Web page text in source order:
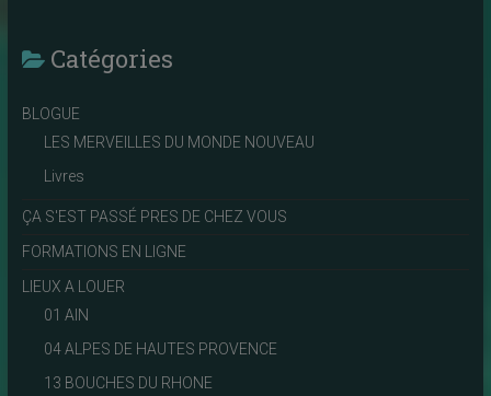
Catégories
BLOGUE
LES MERVEILLES DU MONDE NOUVEAU
Livres
ÇA S'EST PASSÉ PRES DE CHEZ VOUS
FORMATIONS EN LIGNE
LIEUX A LOUER
01 AIN
04 ALPES DE HAUTES PROVENCE
13 BOUCHES DU RHONE